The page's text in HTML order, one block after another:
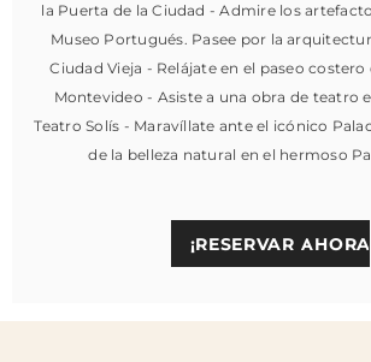
la Puerta de la Ciudad - Admire los
Museo Portugués. Pasee por la
Ciudad Vieja - Relájate en el paseo costero
Montevideo - Asiste a una obra de teatro
Teatro Solís - Maravíllate ante el icónico
de la belleza natural en el hermoso
¡RESERVAR AHORA!